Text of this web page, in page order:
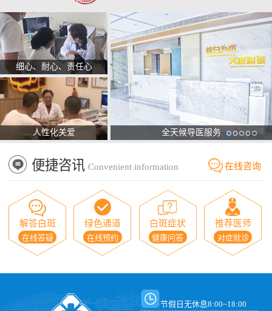
细心、耐心、责任心
人性化关爱 全天候导医服务
便捷咨讯 Convenient information 在线咨询
解答白斑
在线答疑
绿色通道
在线预约
白斑症状
健康问答
推荐医师
对症就诊
节假日无休息8:00~18:00